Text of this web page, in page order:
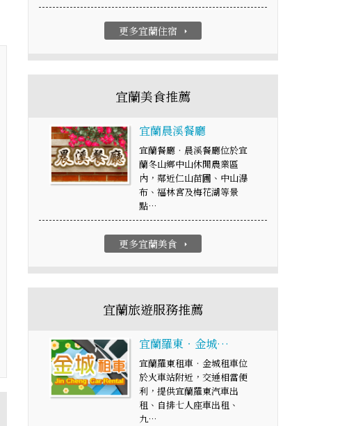
更多宜蘭住宿 arrow_right
宜蘭美食推薦
宜蘭晨溪餐廳
宜蘭餐廳‧晨溪餐廳位於宜
蘭冬山鄉中山休閒農業區
內，鄰近仁山苗圃、中山瀑
布、福林宮及梅花湖等景
點…
更多宜蘭美食 arrow_right
宜蘭旅遊服務推薦
宜蘭羅東‧金城…
宜蘭羅東租車‧金城租車位
於火車站附近，交通相當便
利，提供宜蘭羅東汽車出
租、自排七人座車出租、
九…